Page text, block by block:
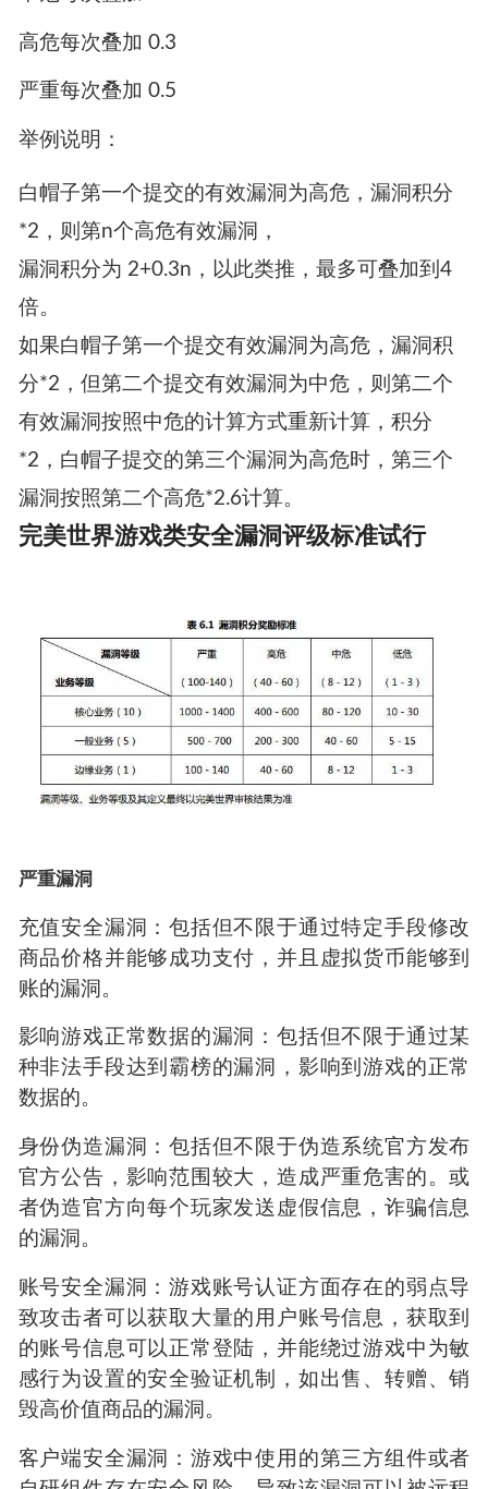
高危每次叠加 0.3
严重每次叠加 0.5
举例说明：
白帽子第一个提交的有效漏洞为高危，漏洞积分
*2，则第n个高危有效漏洞，
漏洞积分为 2+0.3n，以此类推，最多可叠加到4
倍。
如果白帽子第一个提交有效漏洞为高危，漏洞积
分*2，但第二个提交有效漏洞为中危，则第二个
有效漏洞按照中危的计算方式重新计算，积分
*2，白帽子提交的第三个漏洞为高危时，第三个
漏洞按照第二个高危*2.6计算。
完美世界游戏类安全漏洞评级标准试行
严重漏洞
充值安全漏洞：包括但不限于通过特定手段修改
商品价格并能够成功支付，并且虚拟货币能够到
账的漏洞。
影响游戏正常数据的漏洞：包括但不限于通过某
种非法手段达到霸榜的漏洞，影响到游戏的正常
数据的。
身份伪造漏洞：包括但不限于伪造系统官方发布
官方公告，影响范围较大，造成严重危害的。或
者伪造官方向每个玩家发送虚假信息，诈骗信息
的漏洞。
账号安全漏洞：游戏账号认证方面存在的弱点导
致攻击者可以获取大量的用户账号信息，获取到
的账号信息可以正常登陆，并能绕过游戏中为敏
感行为设置的安全验证机制，如出售、转赠、销
毁高价值商品的漏洞。
客户端安全漏洞：游戏中使用的第三方组件或者